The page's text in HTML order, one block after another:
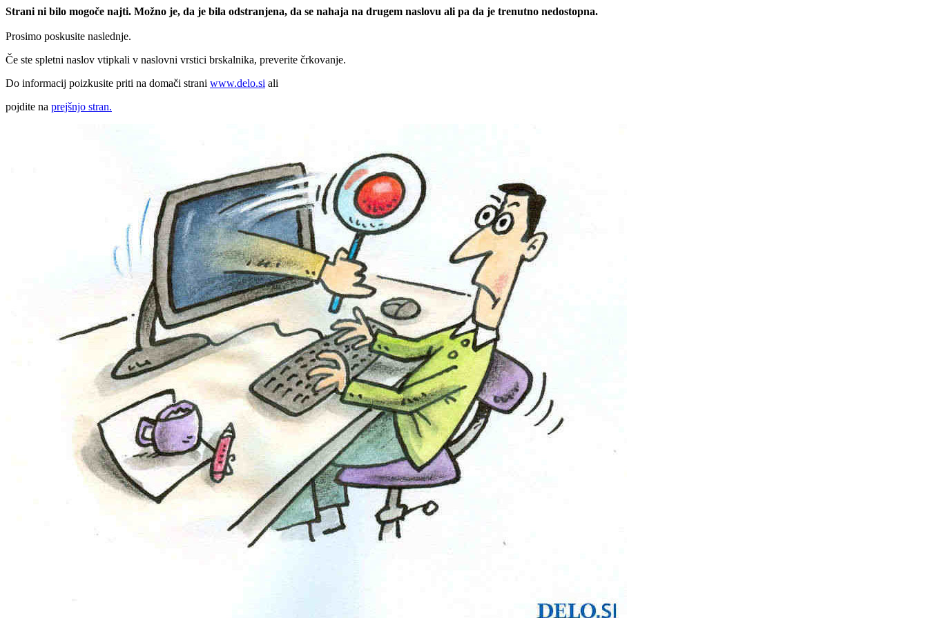
Strani ni bilo mogoče najti. Možno je, da je bila odstranjena, da se nahaja na drugem naslovu ali pa da je trenutno nedostopna.
Prosimo poskusite naslednje.
Če ste spletni naslov vtipkali v naslovni vrstici brskalnika, preverite črkovanje.
Do informacij poizkusite priti na domači strani www.delo.si ali
pojdite na prejšnjo stran.